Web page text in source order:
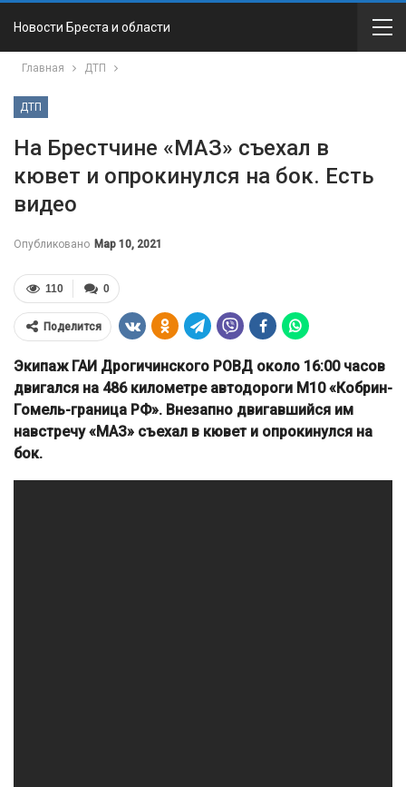
Новости Бреста и области
Главная ДТП
ДТП
На Брестчине «МАЗ» съехал в
кювет и опрокинулся на бок. Есть
видео
Опубликовано Мар 10, 2021
0
110
Поделится
Экипаж ГАИ Дрогичинского РОВД около 16:00 часов
двигался на 486 километре автодороги М10 «Кобрин-
Гомель-граница РФ». Внезапно двигавшийся им
навстречу «МАЗ» съехал в кювет и опрокинулся на
бок.